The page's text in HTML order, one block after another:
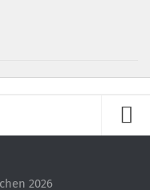
2026